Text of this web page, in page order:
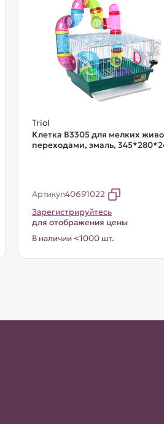
Triol
Клетка B3305 для мелких
переходами, эмаль,
Артикул40691022
Зарегистрируйтесь
для отображения цены
В наличии <1000 шт.